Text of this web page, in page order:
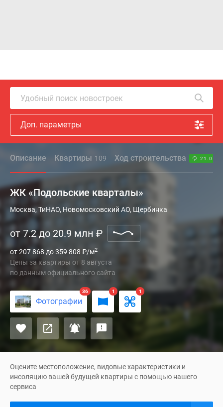
Удобный поиск новостроек
Доп. параметры
Описание Квартиры 109 Ход строительства
ЖК «Подольские кварталы»
«Подольские
Кварталы»
–
проект
комфорт-
класса
от
девелопера
«Самолет».
Жилой
комплекс
строится
в
Новой
Москве,
неподалеку
от
Москва, ТиНАО, Новомосковский АО, Щербинка
от 7.2 до 20.9 млн ₽
от 207 868 до 359 808 ₽/м2
Цены за квартиры от 8 августа
по данным официального сайта
Фотографии
36 1 1
Оцените местоположение, видовые характеристики и
инсоляцию вашей будущей квартиры с помощью нашего
сервиса